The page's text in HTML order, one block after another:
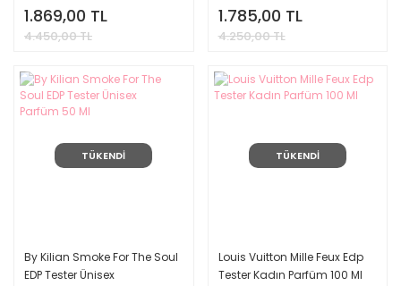
1.869,00 TL
4.450,00 TL
1.785,00 TL
4.250,00 TL
TÜKENDİ
By Kilian Smoke For The Soul
EDP Tester Ünisex
TÜKENDİ
Louis Vuitton Mille Feux Edp
Tester Kadın Parfüm 100 Ml